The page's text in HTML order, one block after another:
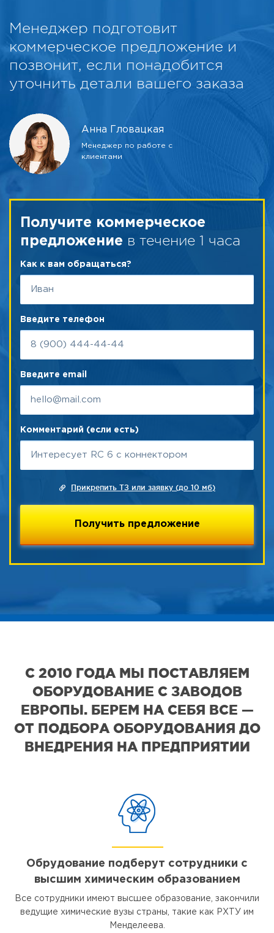
Менеджер подготовит
коммерческое предложение и
позвонит, если понадобится
уточнить детали вашего заказа
Анна Гловацкая
Менеджер по работе с
клиентами
Получите коммерческое
предложение в течение 1 часа
Как к вам обращаться?
Введите телефон
Введите email
Комментарий (если есть)
Прикрепить ТЗ или заявку (до 10 мб)
С 2010 ГОДА МЫ ПОСТАВЛЯЕМ
ОБОРУДОВАНИЕ С ЗАВОДОВ
ЕВРОПЫ. БЕРЕМ НА СЕБЯ ВСЕ —
ОТ ПОДБОРА ОБОРУДОВАНИЯ ДО
ВНЕДРЕНИЯ НА ПРЕДПРИЯТИИ
Обрудование подберут сотрудники с
высшим химическим образованием
Все сотрудники имеют высшее образование, закончили
ведущие химические вузы страны, такие как РХТУ им
Менделеева.